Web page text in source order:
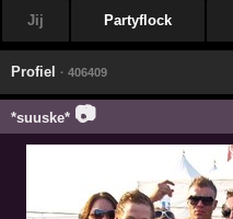
Jij Partyflock
Profiel · 406409
*suuske* 📷